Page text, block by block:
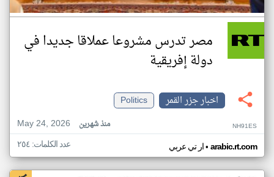
مصر تدرس مشروعا عملاقا جديدا في
دولة إفريقية
اخبار جزر القمر
Politics
May 24, 2026
منذ شهرين NH91ES
ار تي عربي• arabic.rt.com عدد الكلمات: ٢٥٤